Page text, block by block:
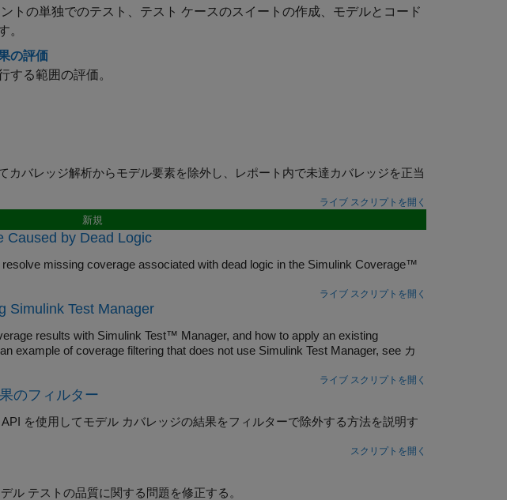
トの単独でのテスト、テスト ケースのスイートの作成、モデルとコード
。
の評価
する範囲の評価。
カバレッジ解析からモデル要素を除外し、レポート内で未達カバレッジを正当
ライブ スクリプトを開く
新規
Caused by Dead Logic
missing coverage associated with dead logic in the Simulink Coverage™
ライブ スクリプトを開く
Simulink Test Manager
results with Simulink Test™ Manager, and how to apply an existing
example of coverage filtering that does not use Simulink Test Manager, see カ
ライブ スクリプトを開く
のフィルター
を使用してモデル カバレッジの結果をフィルターで除外する方法を説明す
スクリプトを開く
ル テストの品質に関する問題を修正する。